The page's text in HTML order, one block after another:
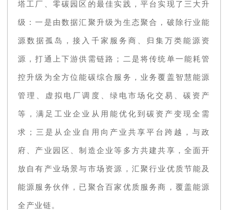
塔工厂、零碳园区的最佳实践，平台实现了三大升
级：一是由数据汇聚升级为生态聚合，破除行业能
源数据孤岛，接入千家服务商、归集万类能源资
源，打通上下游供需链路；二是将传统单一能耗管
控升级为全方位能碳综合服务，业务覆盖智慧能源
管理、虚拟电厂调度、绿电市场化交易、碳资产
等，满足工业企业从用能优化到碳资产变现全需
求；三是从企业自用向产业共享平台跨越，与政
府、产业园区、制造企业等多方共建共享，全面开
放自有产业场景与市场资源，汇聚行业优质节能及
能源服务伙伴，已聚合百家优质服务商，覆盖能源
全产业链。